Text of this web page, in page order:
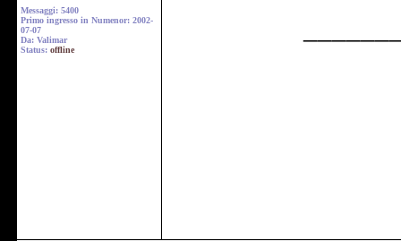
Messaggi: 5400
Primo ingresso in Numenor: 2002-
07-07
Da: Valimar
Status: offline